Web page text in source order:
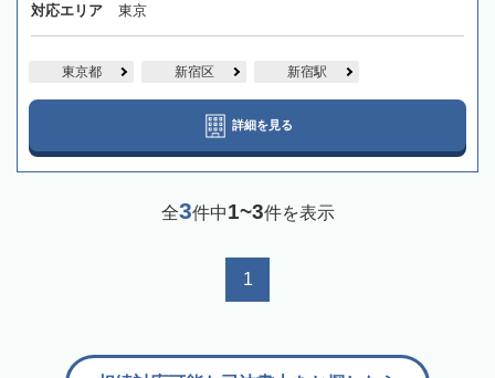
対応エリア 東京
東京都 新宿区 新宿駅
詳細を見る
全3件中1~3件を表示
1